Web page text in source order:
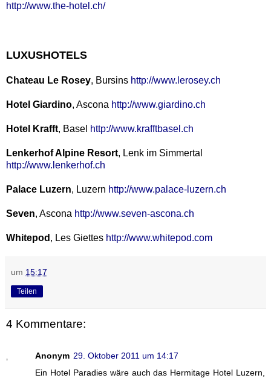
http://www.the-hotel.ch/
LUXUSHOTELS
Chateau Le Rosey, Bursins http://www.lerosey.ch
Hotel Giardino, Ascona http://www.giardino.ch
Hotel Krafft, Basel http://www.krafftbasel.ch
Lenkerhof Alpine Resort, Lenk im Simmertal
http://www.lenkerhof.ch
Palace Luzern, Luzern http://www.palace-luzern.ch
Seven, Ascona http://www.seven-ascona.ch
Whitepod , Les Giettes http://www.whitepod.com
um 15:17
Teilen
4 Kommentare:
Anonym 29. Oktober 2011 um 14:17
Ein Hotel Paradies wäre auch das Hermitage Hotel Luzern,